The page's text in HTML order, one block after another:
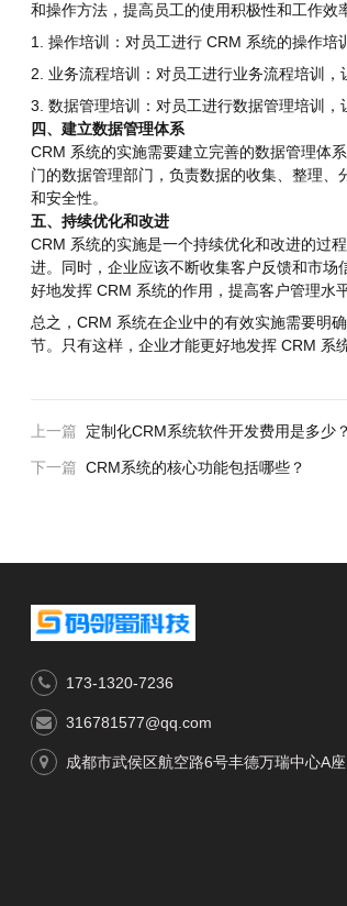
和操作方法，提高员工的使用积极性和工作效
1. 操作培训：对员工进行 CRM 系统的操作培
2. 业务流程培训：对员工进行业务流程培训
3. 数据管理培训：对员工进行数据管理培训
四、建立数据管理体系
CRM 系统的实施需要建立完善的数据管理体
门的数据管理部门，负责数据的收集、整理
和安全性。
五、持续优化和改进
CRM 系统的实施是一个持续优化和改进的过
进。同时，企业应该不断收集客户反馈和市
好地发挥 CRM 系统的作用，提高客户管理水
总之，CRM 系统在企业中的有效实施需要明
节。只有这样，企业才能更好地发挥 CRM 系
上一篇 定制化CRM系统软件开发费用是多少？
下一篇 CRM系统的核心功能包括哪些？
173-1320-7236
316781577@qq.com
成都市武侯区航空路6号丰德万瑞中心A